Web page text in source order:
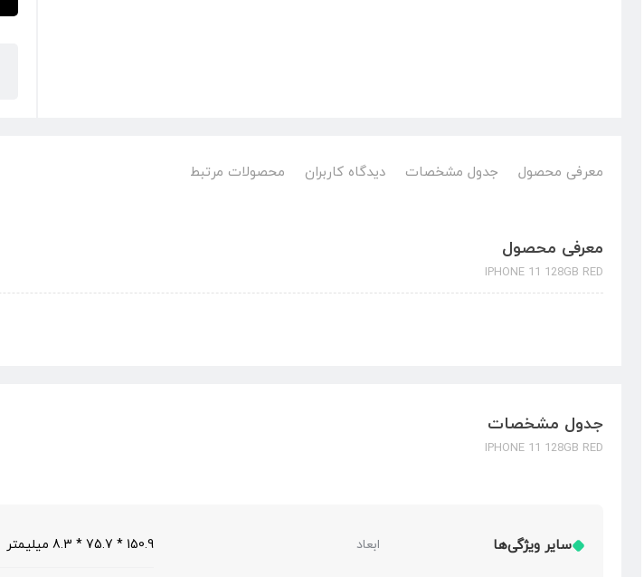
معرفی محصول جدول مشخصات دیدگاه کاربران محصولات مرتبط
معرفی محصول
IPHONE 11 128GB RED
جدول مشخصات
IPHONE 11 128GB RED
سایر ویژگی‌ها ابعاد 150.9 * 75.7 * 8.3 ميليمتر